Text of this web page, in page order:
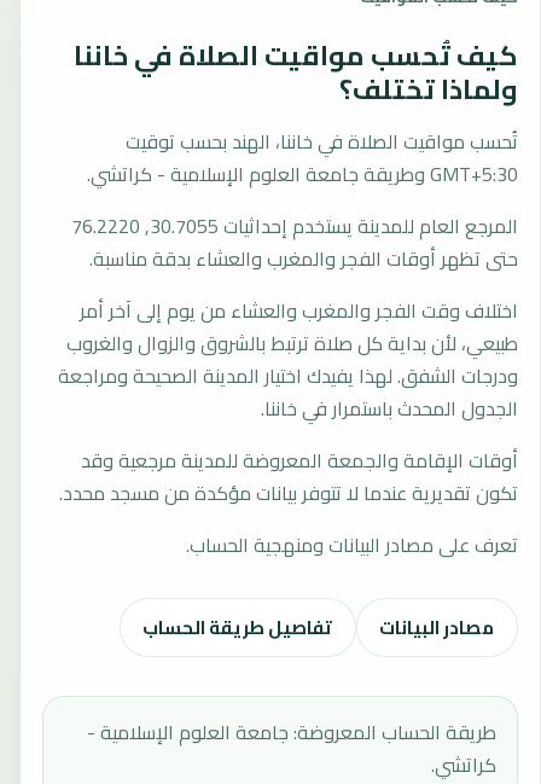
كيف تُحسب مواقيت الصلاة في خاننا
ولماذا تختلف؟
تُحسب مواقيت الصلاة في خاننا، الهند بحسب توقيت
GMT+5:30 وطريقة جامعة العلوم الإسلامية - كراتشي.
المرجع العام للمدينة يستخدم إحداثيات 30.7055, 76.2220
حتى تظهر أوقات الفجر والمغرب والعشاء بدقة مناسبة.
اختلاف وقت الفجر والمغرب والعشاء من يوم إلى آخر أمر
طبيعي، لأن بداية كل صلاة ترتبط بالشروق والزوال والغروب
ودرجات الشفق. لهذا يفيدك اختيار المدينة الصحيحة ومراجعة
الجدول المحدث باستمرار في خاننا.
أوقات الإقامة والجمعة المعروضة للمدينة مرجعية وقد
تكون تقديرية عندما لا تتوفر بيانات مؤكدة من مسجد محدد.
تعرف على مصادر البيانات ومنهجية الحساب.
مصادر البيانات تفاصيل طريقة الحساب
طريقة الحساب المعروضة: جامعة العلوم الإسلامية -
كراتشي.